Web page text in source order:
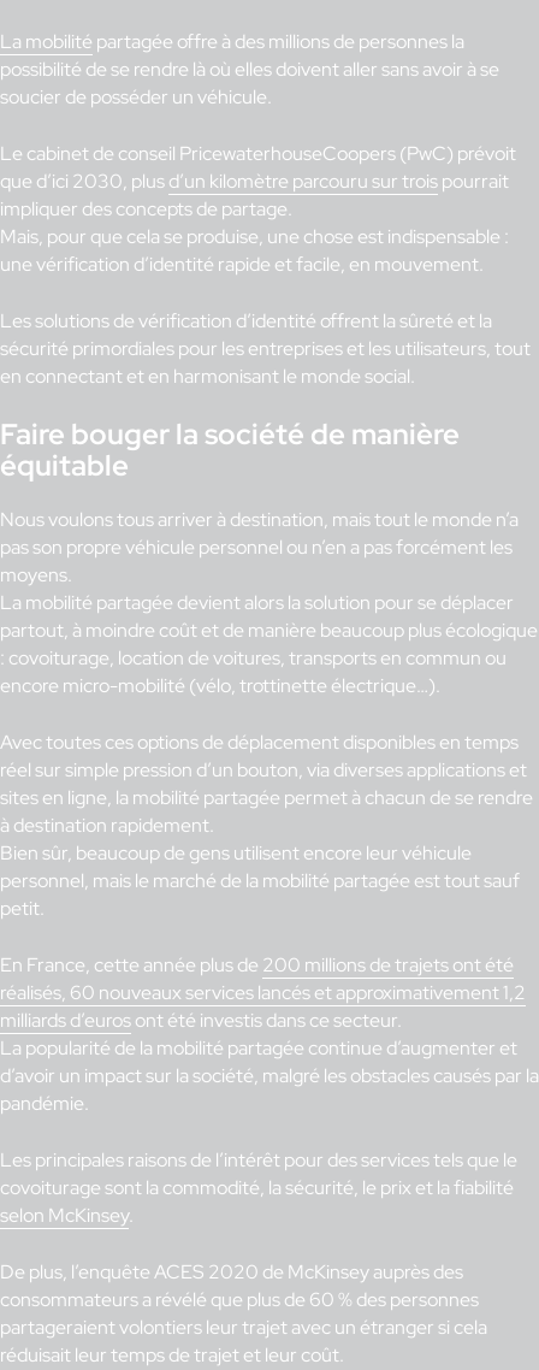
La mobilité partagée offre à des millions de personnes la
possibilité de se rendre là où elles doivent aller sans avoir à se
soucier de posséder un véhicule.
Le cabinet de conseil PricewaterhouseCoopers (PwC) prévoit
que d’ici 2030, plusd’un kilomètre parcouru sur troispourrait
impliquer des concepts de partage.
Mais, pour que cela se produise, une chose est indispensable :
une vérification d’identité rapide et facile, en mouvement.
Les solutions de vérification d’identité offrent la sûreté et la
sécurité primordiales pour les entreprises et les utilisateurs, tout
en connectant et en harmonisant le monde social.
Faire bouger la société de manière
équitable
Nous voulons tous arriver à destination, mais tout le monde n’a
pas son propre véhicule personnel ou n’en a pas forcément les
moyens.
La mobilité partagée devient alors la solution pour se déplacer
partout, à moindre coût et de manière beaucoup plus écologique
: covoiturage, location de voitures, transports en commun ou
encore micro-mobilité (vélo, trottinette électrique…).
Avec toutes ces options de déplacement disponibles en temps
réel sur simple pression d’un bouton, via diverses applications et
sites en ligne, la mobilité partagée permet à chacun de se rendre
à destination rapidement.
Bien sûr, beaucoup de gens utilisent encore leur véhicule
personnel, mais le marché de la mobilité partagée est tout sauf
petit.
En France, cette année plus de 200 millions de trajets ont été
réalisés, 60 nouveaux services lancés et approximativement 1,2
milliards d’eurosont été investis dans ce secteur.
La popularité de la mobilité partagée continue d’augmenter et
d’avoir un impact sur la société, malgré les obstacles causés par la
pandémie.
Les principales raisons de l’intérêt pour des services tels que le
covoiturage sont la commodité, la sécurité, le prix et la fiabilité
selon McKinsey.
De plus, l’enquête ACES 2020 de McKinsey auprès des
consommateurs a révélé que plus de 60 % des personnes
partageraient volontiers leur trajet avec un étranger si cela
réduisait leur temps de trajet et leur coût.